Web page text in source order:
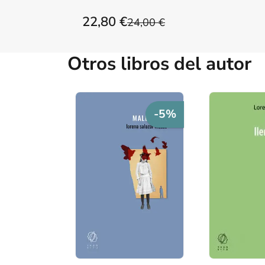
24,00 €
22,80 €
Otros libros del autor
-5%